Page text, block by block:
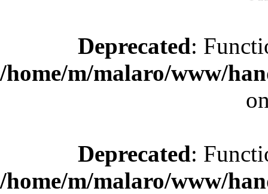
Deprecated:
/home/m/malaro/www/
Deprecated:
/home/m/malaro/www/